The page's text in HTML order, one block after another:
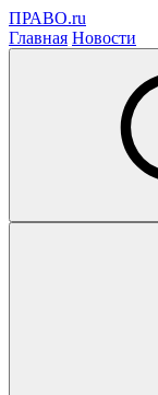
ПРАВО.ru
Главная Новости